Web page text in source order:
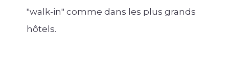
"walk-in" comme dans les plus grands
hôtels.